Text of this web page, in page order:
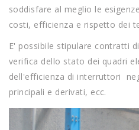
soddisfare al meglio le
costi, efficienza e rispetto dei
E' possibile stipulare contratti
verifica dello stato dei quadri
dell'efficienza di interruttori
principali e derivati, ecc.